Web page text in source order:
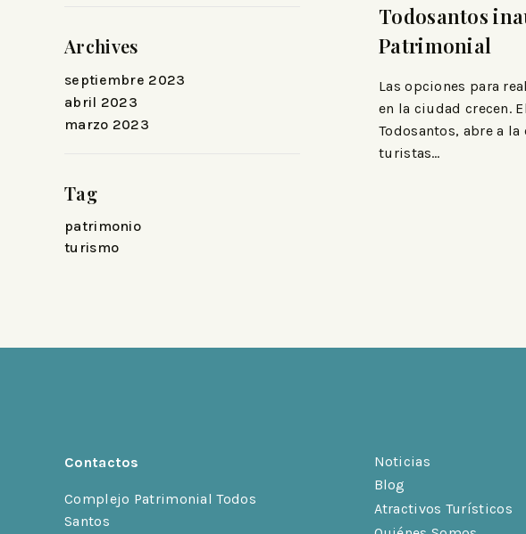
Todosantos
Patrimonial
Las opciones para
en la ciudad crecen.
Todosantos, abre a
turistas…
Archives
septiembre 2023
abril 2023
marzo 2023
Tag
patrimonio
turismo
Contactos
Complejo Patrimonial Todos
Santos
Noticias
Blog
Atractivos Turísticos